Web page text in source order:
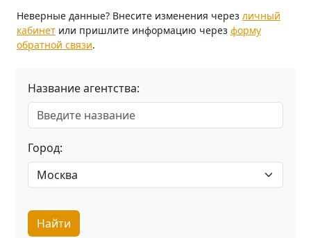
Неверные данные? Внесите изменения через личный
кабинет или пришлите информацию через форму
обратной связи.
Название агентства:
Город:
Найти